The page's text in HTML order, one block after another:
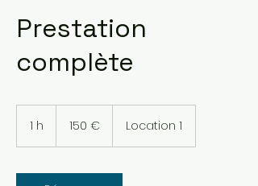
Prestation
complète
1 h 150 € Location 1